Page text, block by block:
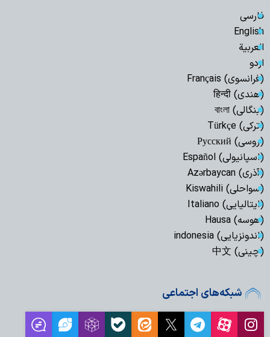
فارسی
English
العربیة
اردو
(فرانسوی) Français
(هندی) हिन्दी
(بنگالی) বাংলা
(ترکی) Türkçe
(روسی) Русский
(اسپانیولی) Español
(آذری) Azərbaycan
(سواحلی) Kiswahili
(ایتالیایی) Italiano
(هوسه) Hausa
(اندونزیایی) indonesia
(چینی) 中文
شبکه‌های اجتماعی